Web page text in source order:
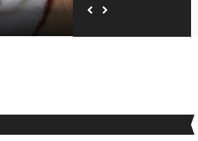
Vreau sa plec din Bucuresti